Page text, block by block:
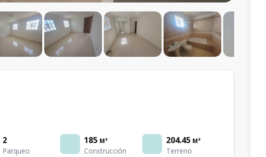
2
Parqueo
185 M²
Construcción
204.45 M²
Terreno